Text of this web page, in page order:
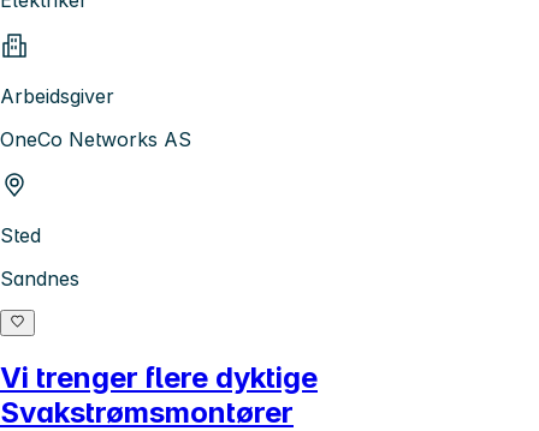
Arbeidsgiver
OneCo Networks AS
Sted
Sandnes
Vi trenger flere dyktige
Svakstrømsmontører